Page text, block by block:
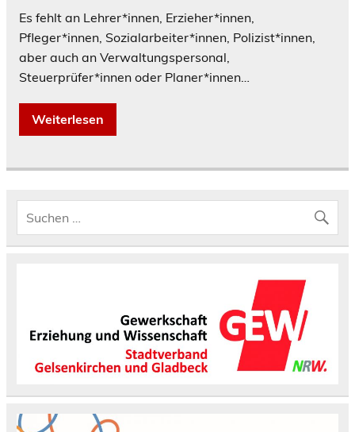
Es fehlt an Lehrer*innen, Erzieher*innen,
Pfleger*innen, Sozialarbeiter*innen, Polizist*innen,
aber auch an Verwaltungspersonal,
Steuerprüfer*innen oder Planer*innen…
Weiterlesen